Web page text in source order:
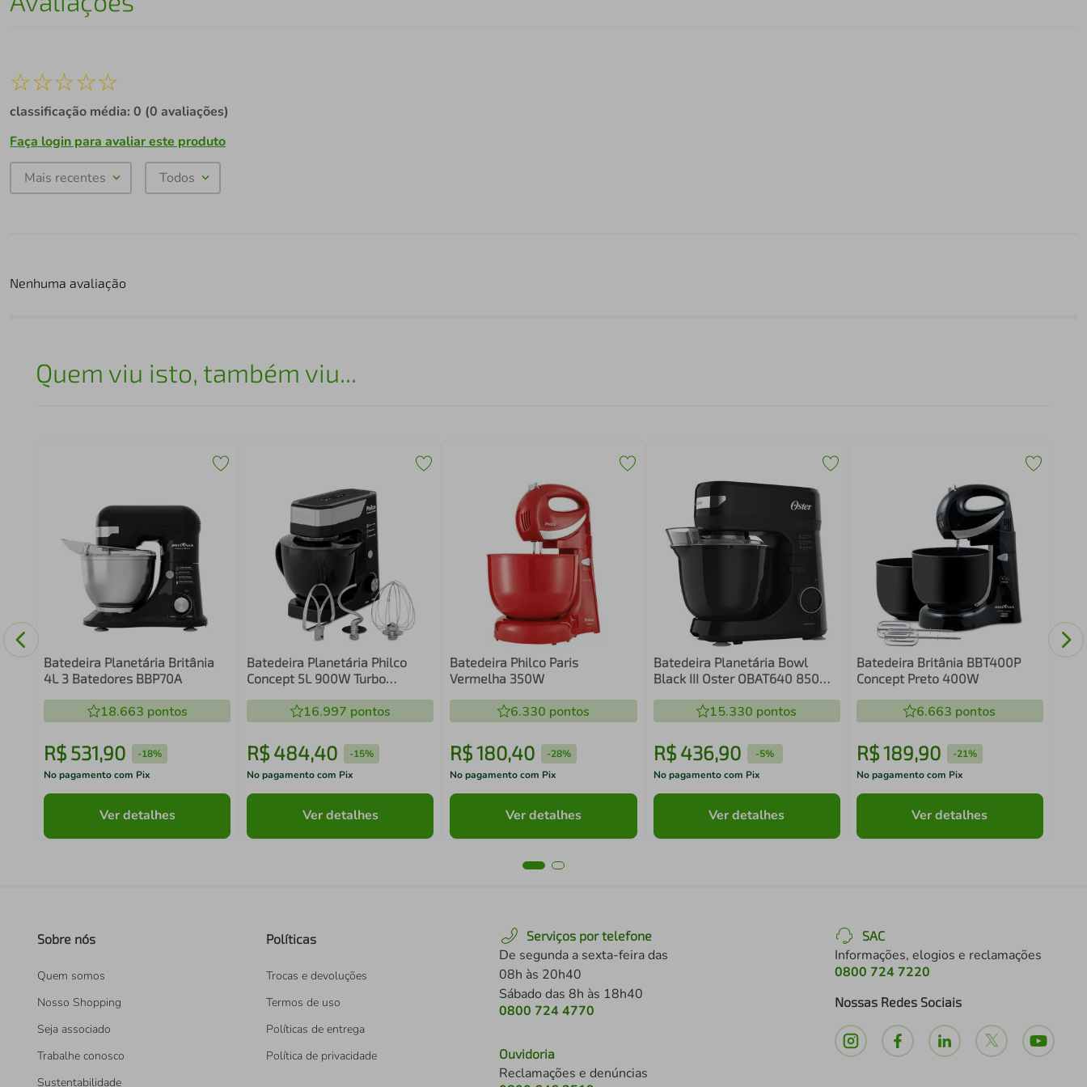
☆☆☆☆☆
classificação média: 0 (0 avaliações)
Faça login para avaliar este produto
Mais recentes Todos
Nenhuma avaliação
Quem viu isto, também viu...
Batedeira Planetária Britânia
4L 3 Batedores BBP70A
18.663 pontos
R$ 531,90 -18%
No pagamento com Pix
Ver detalhes
Batedeira Planetária Philco
Concept 5L 900W Turbo
16.997 pontos
R$ 484,40 -15%
No pagamento com Pix
Ver detalhes
Batedeira Philco Paris
Vermelha 350W
6.330 pontos
R$180,40 -28%
No pagamento com Pix
Ver detalhes
Batedeira Planetária Bowl
Black III Oster OBAT640 850W
Antirrespingos
15.330 pontos
R$ 436,90 -5%
No pagamento com Pix
Ver detalhes
Batedeira Britânia BBT400P
Concept Preto 400W
6.663 pontos
R$189,90 -21%
No pagamento com Pix
Ver detalhes
Sobre nós
Quem somos
Nosso Shopping
Seja associado
Trabalhe conosco
Sustentabilidade
Políticas
Trocas e devoluções
Termos de uso
Políticas de entrega
Política de privacidade
Serviços por telefone
De segunda a sexta-feira das
08h às 20h40
Sábado das 8h às 18h40
0800 724 4770
Ouvidoria
Reclamações e denúncias
SAC
Informações, elogios e reclamações
0800 724 7220
Nossas Redes Sociais